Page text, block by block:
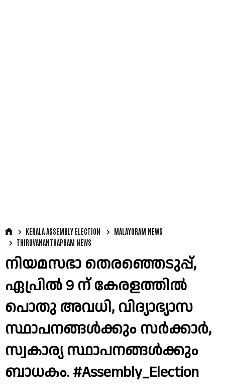
KERALA ASSEMBLY ELECTION
MALAYORAM NEWS
THIRUVANANTHAPRAM NEWS
നിയമസഭാ തെരഞ്ഞെടുപ്പ്,
ഏപ്രിൽ 9 ന് കേരളത്തിൽ
പൊതു അവധി, വിദ്യാഭ്യാസ
സ്ഥാപനങ്ങൾക്കും സർക്കാർ,
സ്വകാര്യ സ്ഥാപനങ്ങൾക്കും
ബാധകം. #Assembly_Election